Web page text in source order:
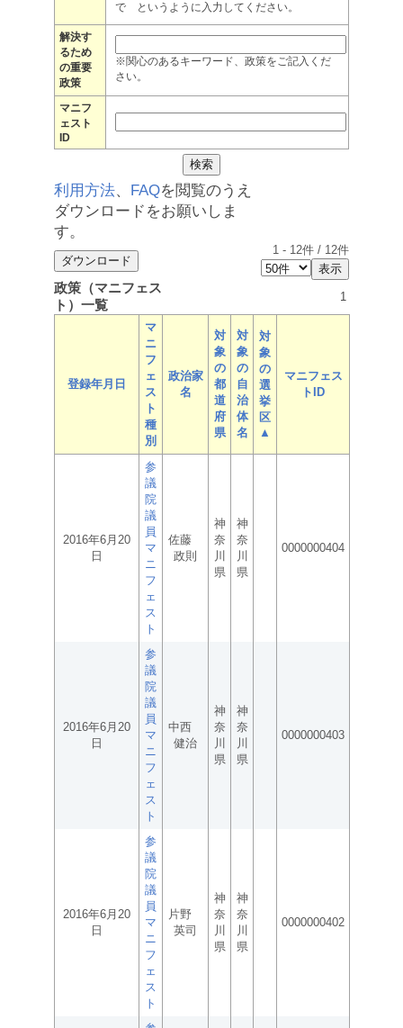
で というように入力してください。
解決す
るため
の重要
政策
※関心のあるキーワード、政策をご記入くだ
さい。
マニフ
ェスト
ID
利用方法、 FAQを閲覧のうえ
ダウンロードをお願いしま
す。
1 - 12件 / 12件
政策（マニフェス
ト）一覧
1
登録年月日
マ
ニ
フ
ェ
ス
ト
種
別
政治家
名
対
象
の
都
道
府
県
対
象
の
自
治
体
名
対
象
の
選
挙
区
▲
マニフェス
トID
2016年6月20
日
参
議
院
議
員
マ
ニ
フ
ェ
ス
ト
佐藤
政則
神
奈
川
県
神
奈
川
県
0000000404
2016年6月20
日
参
議
院
議
員
マ
ニ
フ
ェ
ス
ト
中西
健治
神
奈
川
県
神
奈
川
県
0000000403
2016年6月20
日
参
議
院
議
員
マ
ニ
フ
ェ
ス
ト
片野
英司
神
奈
川
県
神
奈
川
県
0000000402